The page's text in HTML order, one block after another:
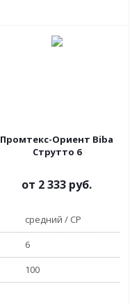
Промтекс-Ориент Biba
Струтто 6
от 2 333 руб.
средний / СР
6
100